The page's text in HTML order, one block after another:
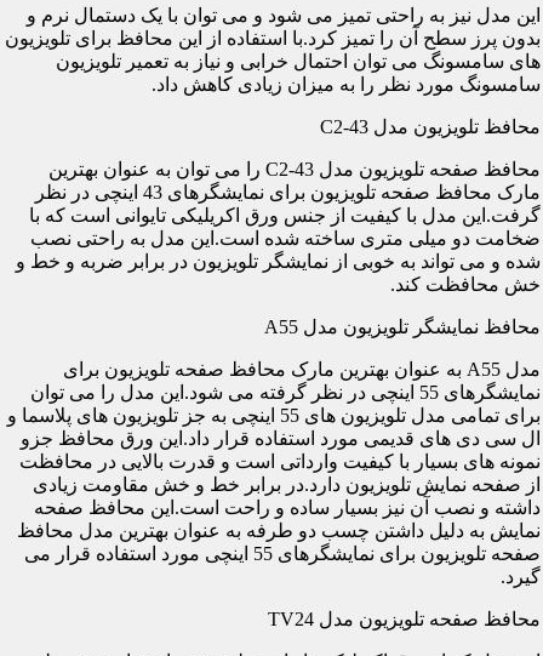
این مدل نیز به راحتی تمیز می شود و می توان با یک دستمال نرم و
بدون پرز سطح آن را تمیز کرد.با استفاده از این محافظ برای تلویزیون
های سامسونگ می توان احتمال خرابی و نیاز به تعمیر تلویزیون
سامسونگ مورد نظر را به میزان زیادی کاهش داد.
محافظ تلویزیون مدل C2-43
محافظ صفحه تلویزیون مدل C2-43 را می توان به عنوان بهترین
مارک محافظ صفحه تلویزیون برای نمایشگرهای 43 اینچی در نظر
گرفت.این مدل با کیفیت از جنس ورق اکریلیکی تایوانی است که با
ضخامت دو میلی متری ساخته شده است.این مدل به راحتی نصب
شده و می تواند به خوبی از نمایشگر تلویزیون در برابر ضربه و خط و
خش محافظت کند.
محافظ نمایشگر تلویزیون مدل A55
مدل A55 به عنوان بهترین مارک محافظ صفحه تلویزیون برای
نمایشگرهای 55 اینچی در نظر گرفته می شود.این مدل را می توان
برای تمامی مدل تلویزیون های 55 اینچی به جز تلویزیون های پلاسما و
ال سی دی های قدیمی مورد استفاده قرار داد.این ورق محافظ جزو
نمونه های بسیار با کیفیت وارداتی است و قدرت بالایی در محافظت
از صفحه نمایش تلویزیون دارد.در برابر خط و خش مقاومت زیادی
داشته و نصب آن نیز بسیار ساده و راحت است.این محافظ صفحه
نمایش به دلیل داشتن چسب دو طرفه به عنوان بهترین مدل محافظ
صفحه تلویزیون برای نمایشگرهای 55 اینچی مورد استفاده قرار می
گیرد.
محافظ صفحه تلویزیون مدل TV24